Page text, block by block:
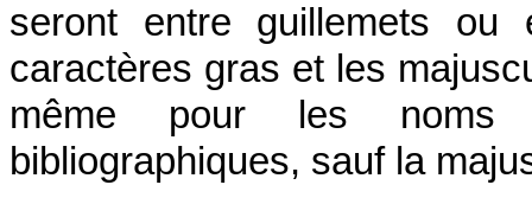
seront entre guillemets ou
caractères gras et les
même pour les noms
bibliographiques, sauf la